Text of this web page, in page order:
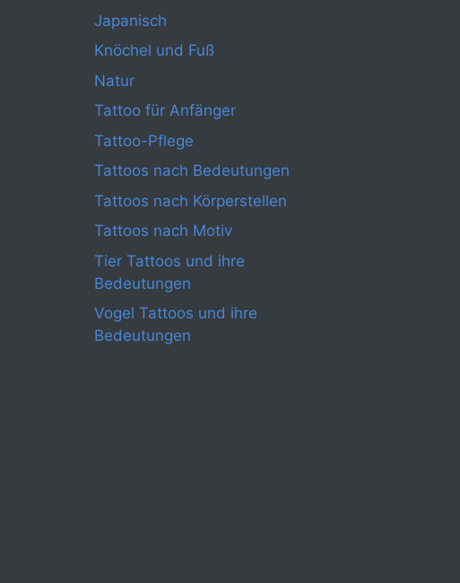
Japanisch
Knöchel und Fuß
Natur
Tattoo für Anfänger
Tattoo-Pflege
Tattoos nach Bedeutungen
Tattoos nach Körperstellen
Tattoos nach Motiv
Tier Tattoos und ihre
Bedeutungen
Vogel Tattoos und ihre
Bedeutungen